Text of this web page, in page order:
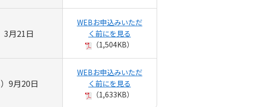
3月21日
WEBお申込みいただ
く前にを見る
（1,504KB）
9月20日
WEBお申込みいただ
く前にを見る
（1,633KB）